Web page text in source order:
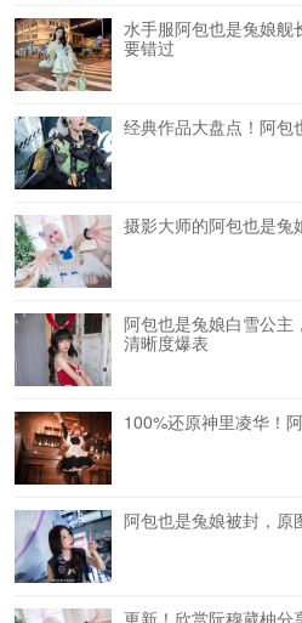
水手服阿包也是兔娘舰
要错过
经典作品大盘点！阿包
摄影大师的阿包也是兔
阿包也是兔娘白雪公主
清晰度爆表
100%还原神里凌华！
阿包也是兔娘被封，原